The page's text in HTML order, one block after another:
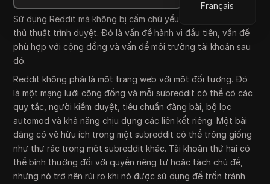
Français
Sử dụng Reddit mà không bị cấm chủ yếu không phải là một
thủ thuật trình duyệt. Đó là vấn đề hành vi đầu tiên, vấn đề
phù hợp với cộng đồng và vấn đề môi trường tài khoản sau
đó.
Reddit không phải là một trang web với một đối tượng. Đó
là một mạng lưới cộng đồng và mỗi subreddit có thể có các
quy tắc, người kiểm duyệt, tiêu chuẩn đăng bài, bộ lọc
automod và khả năng chịu đựng các liên kết riêng. Một bài
đăng có vẻ hữu ích trong một subreddit có thể trông giống
như thư rác trong một subreddit khác. Tài khoản thứ hai có
thể bình thường đối với quyền riêng tư hoặc tách chủ đề,
nhưng nó trở nên rủi ro khi nó được sử dụng để trốn tránh